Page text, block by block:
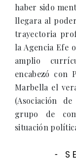
haber sido
llegara al
trayectoria
la Agencia Efe
amplio
encabezó con
Marbella el
(Asociación
grupo de
situación
-